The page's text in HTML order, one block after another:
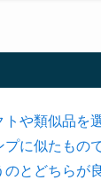
トや類似品を
プに似たもの
のとどちらが